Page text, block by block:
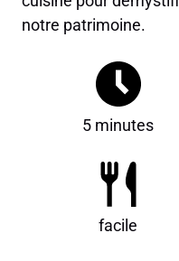
notre patrimoine.
5 minutes
facile